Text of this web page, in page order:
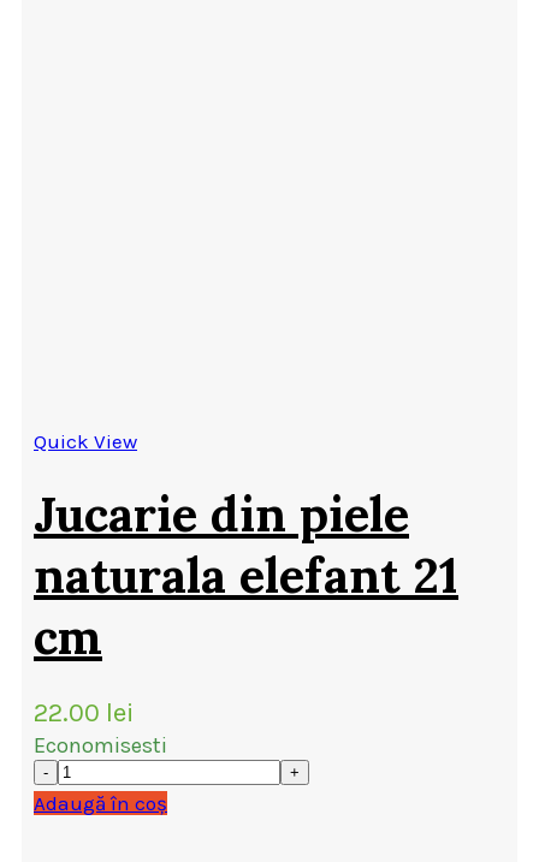
Quick View
Jucarie din piele
naturala elefant 21
cm
22.00 lei
Economisesti
Adaugă în coș